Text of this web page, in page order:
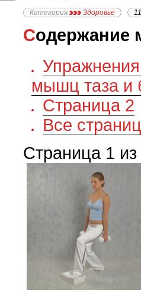
Категория Здоровье
Содержание
мышц таза и
Страница 2
Все
Страница 1 из